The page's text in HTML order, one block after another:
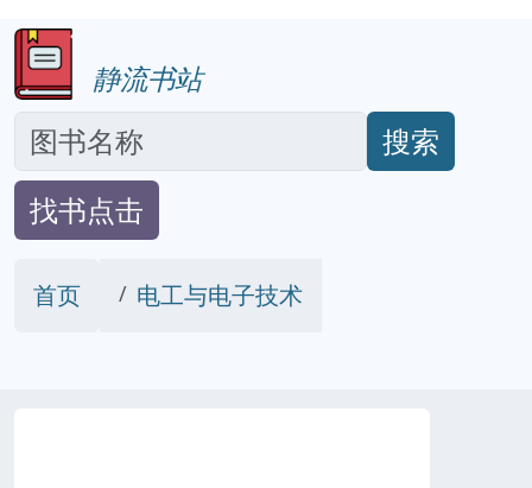
静流书站
搜索
找书点击
首页 电工与电子技术